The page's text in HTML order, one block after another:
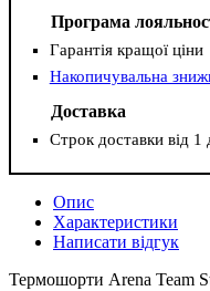
Програма
Гарантія кращої ціни
Накопичувальна
Доставка
Строк доставки від 1
Опис
Характеристики
Написати відгук
Термошорти Arena Team